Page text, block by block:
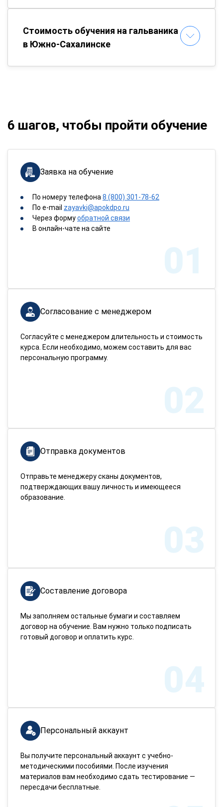
Стоимость обучения на гальваника
в Южно-Сахалинске
6 шагов, чтобы пройти обучение
Заявка на обучение
По номеру телефона 8 (800) 301-78-62
По e-mail zayavki@apokdpo.ru
Через формуобратной связи
В онлайн-чате на сайте
01
Согласование с менеджером
Согласуйте с менеджером длительность и стоимость
курса. Если необходимо, можем составить для вас
персональную программу.
02
Отправка документов
Отправьте менеджеру сканы документов,
подтверждающих вашу личность и имеющееся
образование.
03
Составление договора
Мы заполняем остальные бумаги и составляем
договор на обучение. Вам нужно только подписать
готовый договор и оплатить курс.
04
Персональный аккаунт
Вы получите персональный аккаунт с учебно-
методическими пособиями. После изучения
материалов вам необходимо сдать тестирование —
пересдачи бесплатные.